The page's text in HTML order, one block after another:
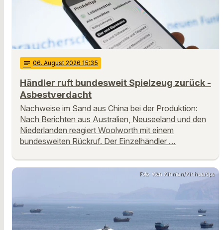
notes 06. August 2026 15:35
Händler ruft bundesweit Spielzeug zurück -
Asbestverdacht
Nachweise im Sand aus China bei der Produktion:
Nach Berichten aus Australien, Neuseeland und den
Niederlanden reagiert Woolworth mit einem
bundesweiten Rückruf. Der Einzelhändler …
Foto: Wen Xinnian/Xinhua/dpa